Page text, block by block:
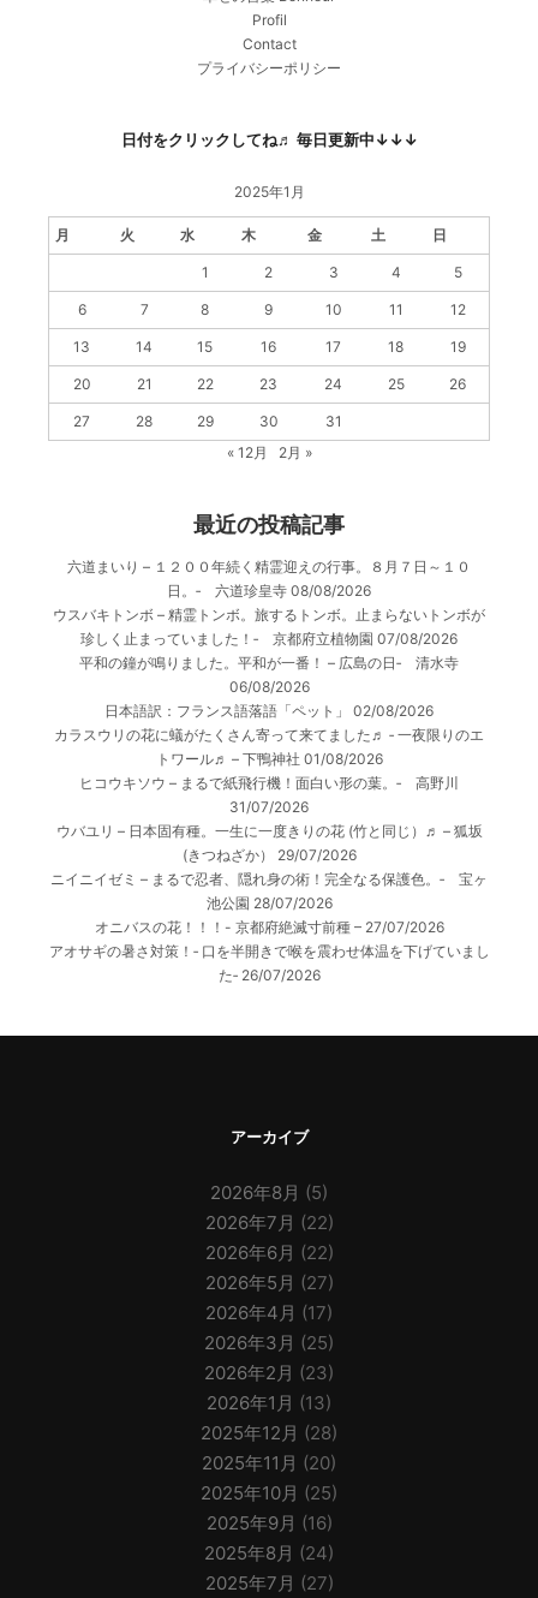
Profil
Contact
プライバシーポリシー
日付をクリックしてね♬ 毎日更新中↓↓↓
2025年1月
月 火 水 木 金 土 日
1 2 3 4 5
6 7 8 9 10 11 12
13 14 15 16 17 18 19
20 21 22 23 24 25 26
27 28 29 30
31
« 12月
2月 »
最近の投稿記事
六道まいり – １２００年続く精霊迎えの行事。８月７日～１０
日。‐ 六道珍皇寺 08/08/2026
ウスバキトンボ – 精霊トンボ。旅するトンボ。止まらないトンボが
珍しく止まっていました！‐ 京都府立植物園 07/08/2026
平和の鐘が鳴りました。平和が一番！ – 広島の日‐ 清水寺
06/08/2026
日本語訳：フランス語落語「ペット」
02/08/2026
カラスウリの花に蟻がたくさん寄って来てました♬ ‐ 一夜限りのエ
トワール♬ – 下鴨神社 01/08/2026
ヒコウキソウ – まるで紙飛行機！面白い形の葉。‐ 高野川
31/07/2026
ウバユリ – 日本固有種。一生に一度きりの花 (竹と同じ）♬ – 狐坂
(きつねざか）
29/07/2026
ニイニイゼミ – まるで忍者、隠れ身の術！完全なる保護色。‐ 宝ヶ
池公園 28/07/2026
オニバスの花！！！- 京都府絶滅寸前種 – 27/07/2026
アオサギの暑さ対策！‐ 口を半開きで喉を震わせ体温を下げていまし
た‐ 26/07/2026
アーカイブ
2026年8月 (5)
2026年7月 (22)
2026年6月 (22)
2026年5月 (27)
2026年4月 (17)
2026年3月 (25)
2026年2月 (23)
2026年1月 (13)
2025年12月 (28)
2025年11月 (20)
2025年10月 (25)
2025年9月 (16)
2025年8月 (24)
2025年7月 (27)